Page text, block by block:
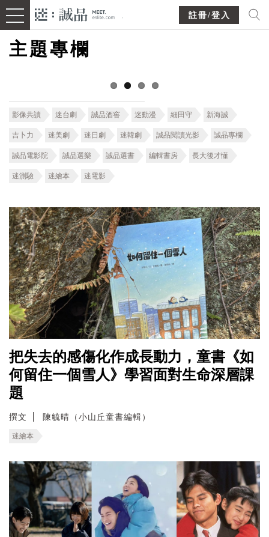
註冊/登入
主題專欄
影像共讀 迷台劇 誠品酒窖 迷動漫 細田守 新海誠
吉卜力 迷美劇 迷日劇 迷韓劇 誠品閱讀光影 誠品專欄
誠品電影院 誠品選樂 誠品選書 編輯書房 長大後才懂
迷測驗 迷繪本 迷電影
把失去的感傷化作成長動力，童書《如
何留住一個雪人》學習面對生命深層課
題
撰文 陳毓晴（小山丘童書編輯）
迷繪本